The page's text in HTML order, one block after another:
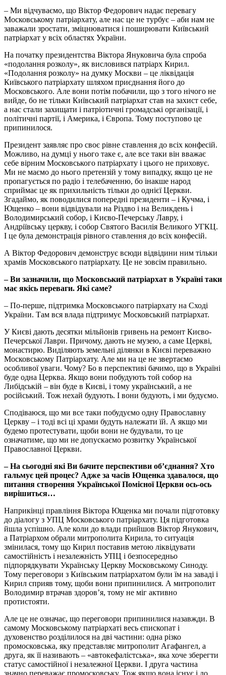
– Ми відчуваємо, що Віктор Федорович надає перевагу
Московському патріархату, але нас це не турбує – аби нам не
заважали зростати, зміцнюватися і поширювати Київський
патріархат у всіх областях України.
На початку президентства Віктора Януковича була спроба
«подолання розколу», як висловився патріарх Кирил.
«Подолання розколу» на думку Москви – це ліквідація
Київського патріархату шляхом приєднання його до
Московського. Але вони потім побачили, що з того нічого не
вийде, бо не тільки Київський патріархат став на захист себе,
а нас стали захищати і патріотичні громадські організації, і
політичні партії, і Америка, і Європа. Тому поступово це
припинилося.
Президент заявляє про своє рівне ставлення до всіх конфесій.
Можливо, на думці у нього таке є, але все таки він вважає
себе вірним Московського патріархату і цього не приховує.
Ми не маємо до нього претензій у тому випадку, якщо це не
пропагується по радіо і телебаченню, бо інакше народ
сприймає це як прихильність тільки до однієї Церкви.
Згадаймо, як поводилися попередні президенти – і Кучма, і
Ющенко – вони відвідували на Різдво і на Великдень і
Володимирський собор, і Києво-Печерську Лавру, і
Андріївську церкву, і собор Святого Василія Великого УГКЦ.
І це була демонстрація рівного ставлення до всіх конфесій.
А Віктор Федорович демонструє всюди відвідини ним тільки
храмів Московського патріархату. Це не зовсім правильно.
– Ви зазначили, що Московський патріархат в Україні таки
має якісь переваги. Які саме?
– По-перше, підтримка Московського патріархату на Сході
України. Там вся влада підтримує Московський патріархат.
У Києві дають десятки мільйонів гривень на ремонт Києво-
Печерської Лаври. Причому, дають не музею, а саме Церкві,
монастирю. Виділяють земельні ділянки в Києві переважно
Московському Патріархату. Але ми на це не звертаємо
особливої уваги. Чому? Бо в перспективі бачимо, що в Україні
буде одна Церква. Якщо вони побудують той собор на
Либідській – він буде в Києві, і тому український, а не
російський. Тож нехай будують. І вони будують, і ми будуємо.
Сподіваюся, що ми все таки побудуємо одну Православну
Церкву – і тоді всі ці храми будуть належати їй. А якщо ми
будемо протестувати, щоби вони не будували, то це
означатиме, що ми не допускаємо розвитку Української
Православної Церкви.
– На сьогодні які Ви бачите перспективи об’єднання? Хто
гальмує цей процес? Адже за часів Ющенка здавалося, що
питання створення Української Помісної Церкви ось-ось
вирішиться…
Наприкінці правління Віктора Ющенка ми почали підготовку
до діалогу з УПЦ Московського патріархату. Ця підготовка
йшла успішно. Але коли до влади прийшов Віктор Янукович,
а Патріархом обрали митрополита Кирила, то ситуація
змінилася, тому що Кирил поставив метою ліквідувати
самостійність і незалежність УПЦ і безпосередньо
підпорядкувати Українську Церкву Московському Синоду.
Тому переговори з Київським патріархатом були їм на заваді і
Кирил сприяв тому, щоби вони припинилися. А митрополит
Володимир втрачав здоров’я, тому не міг активно
протистояти.
Але це не означає, що переговори припинилися назавжди. В
самому Московському патріархаті весь єпископат і
духовенство розділилося на дві частини: одна різко
промосковська, яку представляє митрополит Агафангел, а
друга, як її називають – «автокефалістська», яка хоче зберегти
статус самостійної і незалежної Церкви. І друга частина